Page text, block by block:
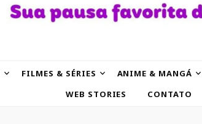
FILMES & SÉRIES ANIME & MANGÁ
WEB STORIES
CONTATO